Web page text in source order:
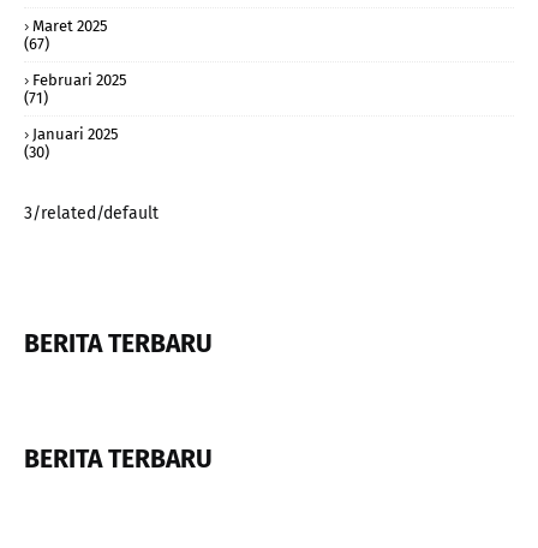
Maret 2025
(67)
Februari 2025
(71)
Januari 2025
(30)
3/related/default
BERITA TERBARU
BERITA TERBARU